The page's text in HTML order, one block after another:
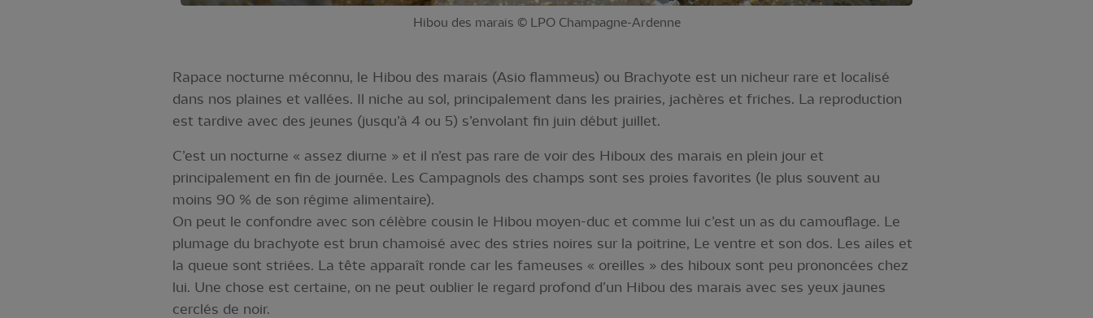
Hibou des marais © LPO Champagne-Ardenne
Rapace nocturne méconnu, le Hibou des marais (Asio flammeus) ou Brachyote est un nicheur rare et localisé
dans nos plaines et vallées. Il niche au sol, principalement dans les prairies, jachères et friches. La reproduction
est tardive avec des jeunes (jusqu’à 4 ou 5) s’envolant fin juin début juillet.
C’est un nocturne « assez diurne » et il n’est pas rare de voir des Hiboux des marais en plein jour et
principalement en fin de journée. Les Campagnols des champs sont ses proies favorites (le plus souvent au
moins 90 % de son régime alimentaire).
On peut le confondre avec son célèbre cousin le Hibou moyen-duc et comme lui c’est un as du camouflage. Le
plumage du brachyote est brun chamoisé avec des stries noires sur la poitrine, Le ventre et son dos. Les ailes et
la queue sont striées. La tête apparaît ronde car les fameuses « oreilles » des hiboux sont peu prononcées chez
lui. Une chose est certaine, on ne peut oublier le regard profond d’un Hibou des marais avec ses yeux jaunes
cerclés de noir.